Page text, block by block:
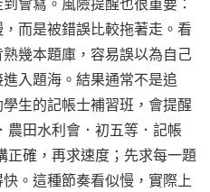
而是被錯誤比較拖著走。看
幾本題庫，容易誤以為自己
入題海。結果通常不是追
生的記帳士補習班，會提醒
農田水利會．初五等．記帳
正確，再求速度；先求每一題
。這種節奏看似慢，實際上